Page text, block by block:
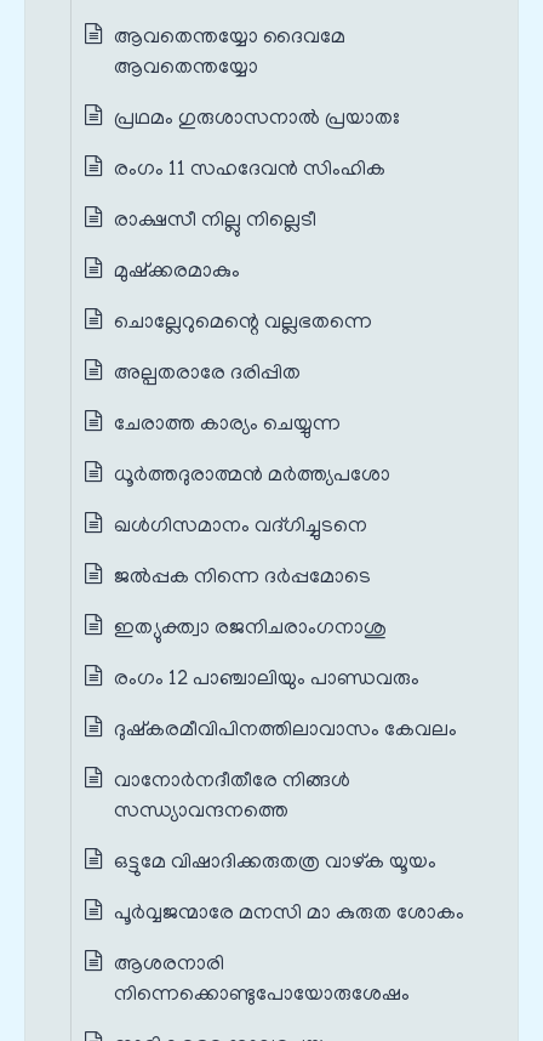
ആവതെന്തയ്യോ ദൈവമേ
ആവതെന്തയ്യോ
പ്രഥമം ഗുരുശാസനാൽ പ്രയാതഃ
രംഗം 11 സഹദേവൻ സിംഹിക
രാക്ഷസീ നില്ലു നില്ലെടീ
മുഷ്ക്കരമാകും
ചൊല്ലേറുമെന്റെ വല്ലഭതന്നെ
അല്പതരാരേ ദരിപ്പിത
ചേരാത്ത കാര്യം ചെയ്യുന്ന
ധൂർത്തദുരാത്മൻ മർത്ത്യപശോ
ഖൾഗിസമാനം വദ്ഗിച്ചുടനെ
ജൽപ്പക നിന്നെ ദർപ്പമോടെ
ഇത്യുക്ത്വാ രജനിചരാംഗനാശു
രംഗം 12 പാഞ്ചാലിയും പാണ്ഡവരും
ദുഷ്കരമീവിപിനത്തിലാവാസം കേവലം
വാനോർനദീതീരേ നിങ്ങൾ
സന്ധ്യാവന്ദനത്തെ
ഒട്ടുമേ വിഷാദിക്കരുതത്ര വാഴ്ക യൂയം
പൂർവ്വജന്മാരേ മനസി മാ കുരുത ശോകം
ആശരനാരി
നിന്നെക്കൊണ്ടുപോയോരുശേഷം